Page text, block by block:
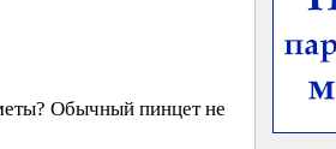
Обычный пинцет не